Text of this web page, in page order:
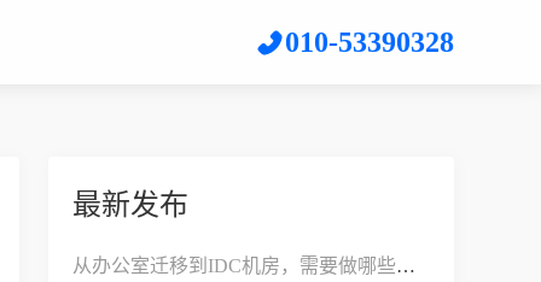
010-53390328
最新发布
从办公室迁移到IDC机房，需要做哪些网络改造？